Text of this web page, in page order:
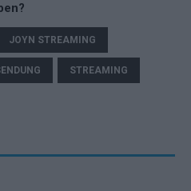
JOYN STREAMING
STREAMING